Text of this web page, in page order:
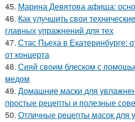
45. Марина Девятова афиша:
46. Как улучшить свои
главных упражнений для тех
47. Стас Пьеха в Екатеринбурге:
от концерта
48. Сияй своим блеском с
медом
49. Домашние маски для
простые рецепты и полезные
50. Отличные рецепты масок для